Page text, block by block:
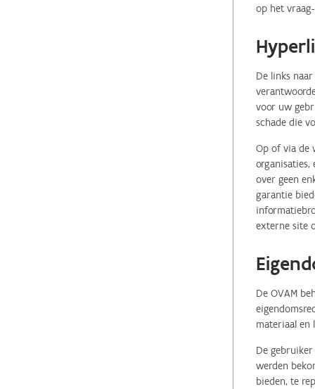
op het
De links
voor uw
schade die
Op of via de
organisaties,
over geen
garantie
externe site
De OVAM
materiaal en
De
werden
bieden, te